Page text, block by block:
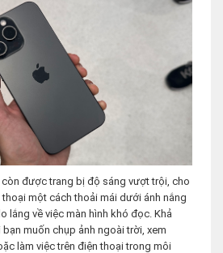
còn được trang bị độ sáng vượt trội, cho
một cách thoải mái dưới ánh nắng
lắng về việc màn hình khó đọc. Khả
muốn chụp ảnh ngoài trời, xem
làm việc trên điện thoại trong môi